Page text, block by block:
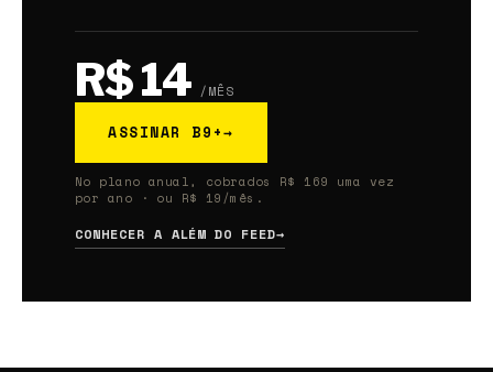
R$ 14 /MÊS
ASSINAR B9+→
No plano anual, cobrados R$ 169 uma vez
por ano · ou R$ 19/mês.
CONHECER A ALÉM DO FEED→